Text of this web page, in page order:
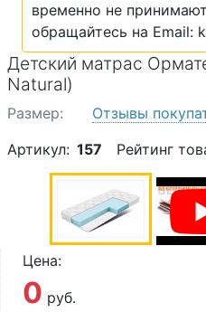
Open submenu (Мебель)
Мебель
Open submenu
Основания
Open submenu
Детские матрасы
Open submenu
Детские кровати
Open submenu (Шкафы)
О компании
Контакты
временно не
обращайтесь на Email:
Детский матрас
Natural)
Размер: Отзывы
Артикул: 157 Рейтинг
Цена:
0 руб.